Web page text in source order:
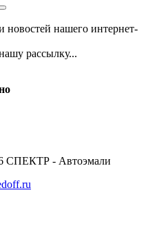
новостей нашего интернет-
рассылку...
СПЕКТР - Автоэмали